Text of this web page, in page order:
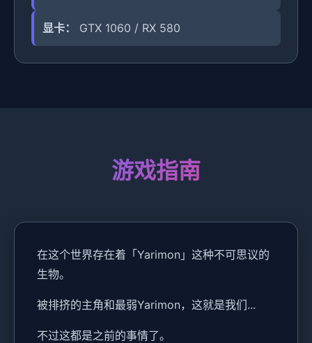
显卡： GTX 1060 / RX 580
游戏指南
在这个世界存在着「Yarimon」这种不可思议的
生物。
被排挤的主角和最弱Yarimon，这就是我们...
不过这都是之前的事情了。